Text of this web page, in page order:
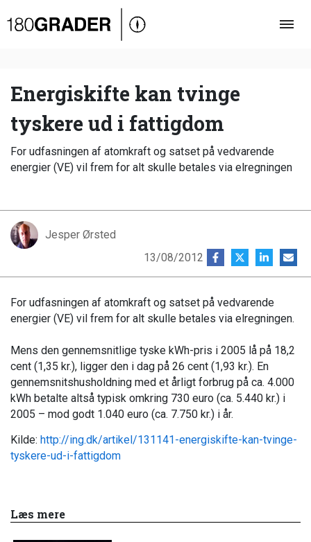
Oversigt
Debat
Video
Podcast
Energiskifte kan tvinge
tyskere ud i fattigdom
For udfasningen af atomkraft og satset på vedvarende
energier (VE) vil frem for alt skulle betales via elregningen
Jesper Ørsted
13/08/2012
For udfasningen af atomkraft og satset på vedvarende
energier (VE) vil frem for alt skulle betales via elregningen.
Mens den gennemsnitlige tyske kWh-pris i 2005 lå på 18,2
cent (1,35 kr.), ligger den i dag på 26 cent (1,93 kr.). En
gennemsnitshusholdning med et årligt forbrug på ca. 4.000
kWh betalte altså typisk omkring 730 euro (ca. 5.440 kr.) i
2005 – mod godt 1.040 euro (ca. 7.750 kr.) i år.
Kilde: http://ing.dk/artikel/131141-energiskifte-kan-tvinge-
tyskere-ud-i-fattigdom
Læs mere